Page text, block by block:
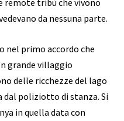
remote tribù che vivono
da nessuna parte.
nel primo accordo che
grande villaggio
delle ricchezze del lago
dal poliziotto di stanza. Si
in quella data con